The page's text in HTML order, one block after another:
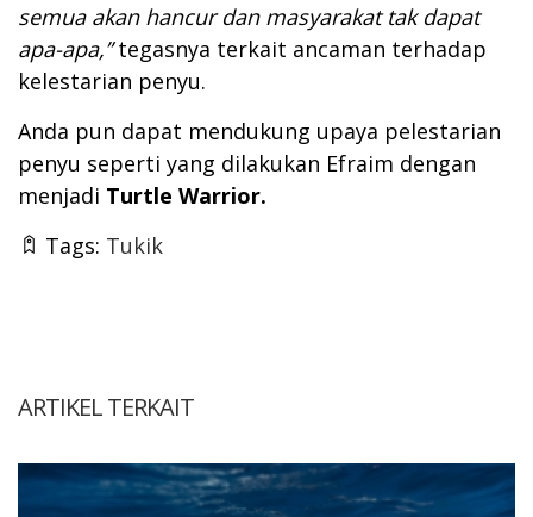
semua akan hancur dan masyarakat tak dapat
apa-apa,”tegasnya terkait ancaman terhadap
kelestarian penyu.
Anda pun dapat mendukung upaya pelestarian
penyu seperti yang dilakukan Efraim dengan
menjadi Turtle Warrior.
Tags: Tukik
ARTIKEL TERKAIT